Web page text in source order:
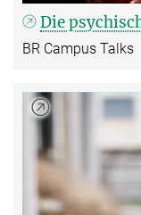
Die
BR Campus Talks